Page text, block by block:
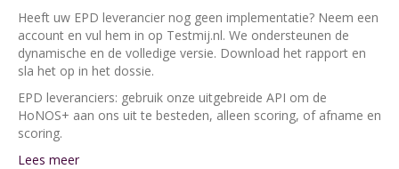
Heeft uw EPD leverancier nog geen implementatie? Neem een
account en vul hem in op Testmij.nl. We ondersteunen de
dynamische en de volledige versie. Download het rapport en
sla het op in het dossie.
EPD leveranciers: gebruik onze uitgebreide API om de
HoNOS+ aan ons uit te besteden, alleen scoring, of afname en
scoring.
Lees meer